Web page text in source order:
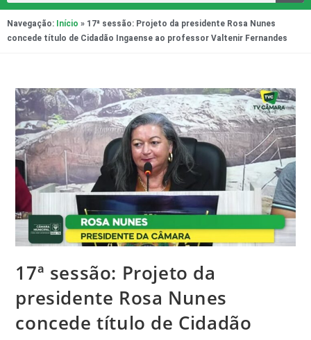
Navegação: Início » 17ª sessão: Projeto da presidente Rosa Nunes
concede título de Cidadão Ingaense ao professor Valtenir Fernandes
17ª sessão: Projeto da
presidente Rosa Nunes
concede título de Cidadão